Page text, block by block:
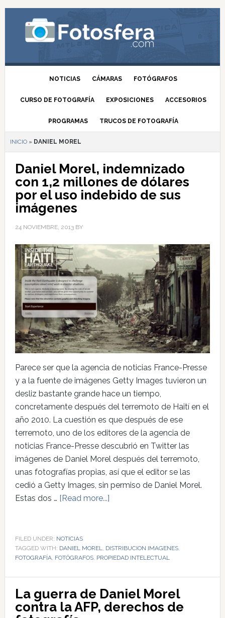
NOTICIAS CÁMARAS FOTÓGRAFOS
CURSO DE FOTOGRAFÍA EXPOSICIONES ACCESORIOS
PROGRAMAS TRUCOS DE FOTOGRAFÍA
INICIO» DANIEL MOREL
Daniel Morel, indemnizado
con 1,2 millones de dólares
por el uso indebido de sus
imágenes
24 NOVIEMBRE, 2013BY
Parece ser que la agencia de noticias France-Presse
y a la fuente de imágenes Getty Images tuvieron un
desliz bastante grande hace un tiempo,
concretamente después del terremoto de Haití en el
año 2010. La cuestión es que después de ese
terremoto, uno de los editores de la agencia de
noticias France-Presse descubrió en Twitter las
imágenes de Daniel Morel después del terremoto,
unas fotografías propias, así que el editor se las
cedió a Getty Images, sin permiso de Daniel Morel.
Estas dos … [Read more...]
FILED UNDER: NOTICIAS
TAGGED WITH: DANIEL MOREL, DISTRIBUCION IMAGENES,
FOTOGRAFÍA, FOTÓGRAFOS, PROPIEDAD INTELECTUAL
La guerra de Daniel Morel
contra la AFP, derechos de